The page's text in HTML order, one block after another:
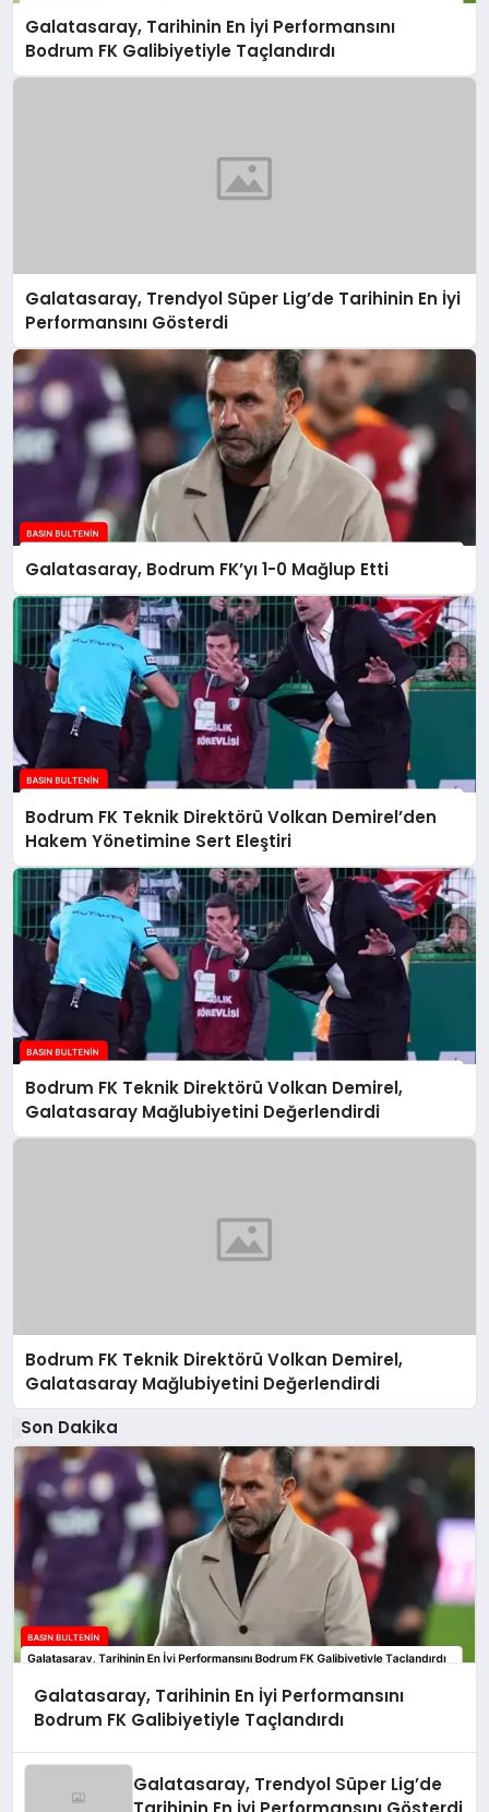
Galatasaray, Tarihinin En İyi Performansını
Bodrum FK Galibiyetiyle Taçlandırdı
Galatasaray, Trendyol Süper Lig’de Tarihinin En İyi
Performansını Gösterdi
Galatasaray, Bodrum FK’yı 1-0 Mağlup Etti
Bodrum FK Teknik Direktörü Volkan Demirel’den
Hakem Yönetimine Sert Eleştiri
Bodrum FK Teknik Direktörü Volkan Demirel,
Galatasaray Mağlubiyetini Değerlendirdi
Bodrum FK Teknik Direktörü Volkan Demirel,
Galatasaray Mağlubiyetini Değerlendirdi
Son Dakika
Galatasaray, Tarihinin En İyi Performansını
Bodrum FK Galibiyetiyle Taçlandırdı
Galatasaray, Trendyol Süper Lig’de